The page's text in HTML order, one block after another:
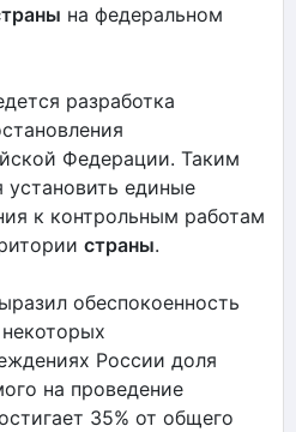
на федеральном
разработка
Федерации. Таким
установить единые
к контрольным работам
страны.
обеспокоенность
России доля
на проведение
35% от общего